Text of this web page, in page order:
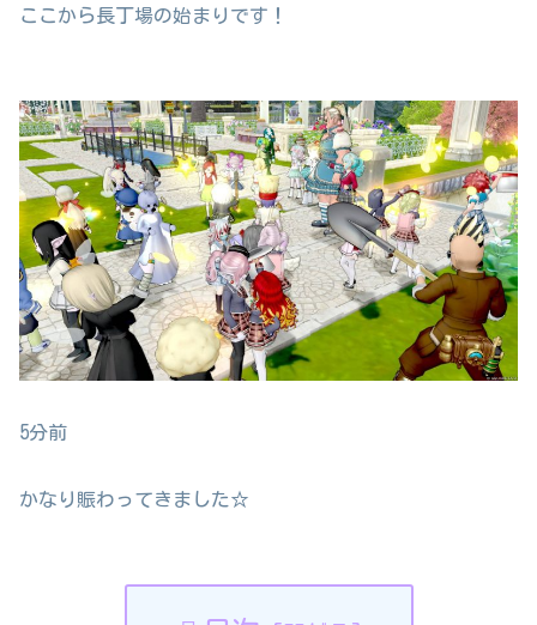
ここから長丁場の始まりです！
5分前
かなり賑わってきました☆